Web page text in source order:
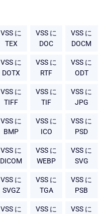
VSS に
TEX
VSS に
DOC
VSS に
DOCM
VSS に
DOTX
VSS に
RTF
VSS に
ODT
VSS に
TIFF
VSS に
TIF
VSS に
JPG
VSS に
BMP
VSS に
ICO
VSS に
PSD
VSS に
DICOM
VSS に
WEBP
VSS に
SVG
VSS に
SVGZ
VSS に
TGA
VSS に
PSB
VSS に
VSS に
VSS に